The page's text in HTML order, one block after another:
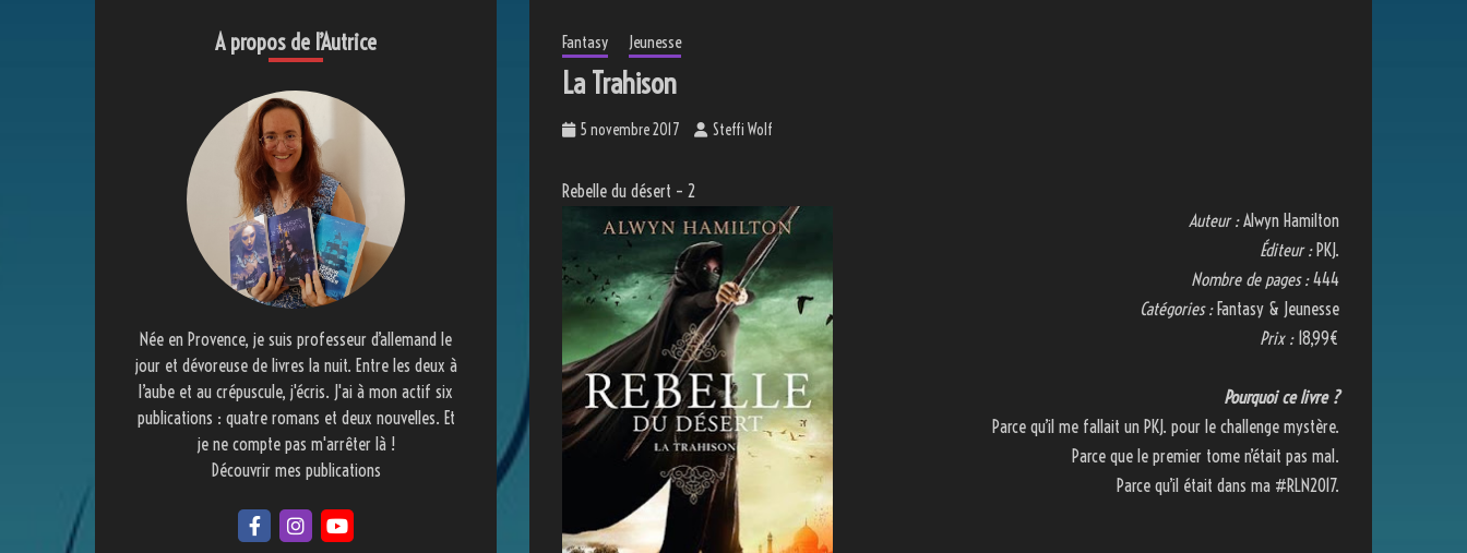
Fantasy Jeunesse
La Trahison
5 novembre 2017 Steffi Wolf
Rebelle du désert – 2
Auteur :Alwyn Hamilton
Éditeur :PKJ.
Nombre de pages :444
Catégories :Fantasy & Jeunesse
Prix :18,99€
Pourquoi ce livre ?
Parce qu’il me fallait un PKJ. pour le challenge mystère.
Parce que le premier tome n’était pas mal.
Parce qu’il était dans ma #RLN2017.
A propos de l’Autrice
Née en Provence, je suis professeur d’allemand le
jour et dévoreuse de livres la nuit. Entre les deux à
l’aube et au crépuscule, j'écris. J'ai à mon actif six
publications : quatre romans et deux nouvelles. Et
je ne compte pas m'arrêter là !
Découvrir mes publications